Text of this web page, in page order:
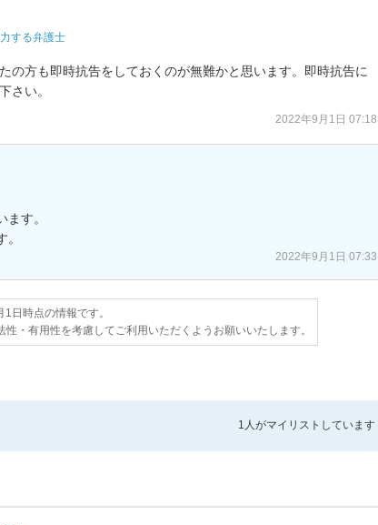
する弁護士
の方も即時抗告をしておくのが無難かと思います。即時抗告に
さい。
2022年9月1日 07:18
す。
2022年9月1日 07:33
日時点の情報です。
性・有用性を考慮してご利用いただくようお願いいたします。
1人がマイリストしています